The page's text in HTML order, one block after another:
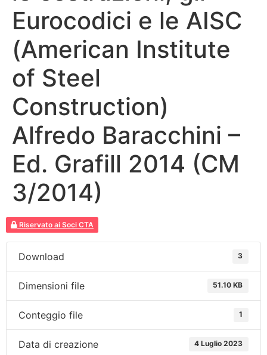
Eurocodici e le AISC
(American Institute
of Steel
Construction)
Alfredo Baracchini –
Ed. Grafill 2014 (CM
3/2014)
Riservato ai Soci CTA
Download 3
Dimensioni file 51.10 KB
Conteggio file 1
Data di creazione 4 Luglio 2023